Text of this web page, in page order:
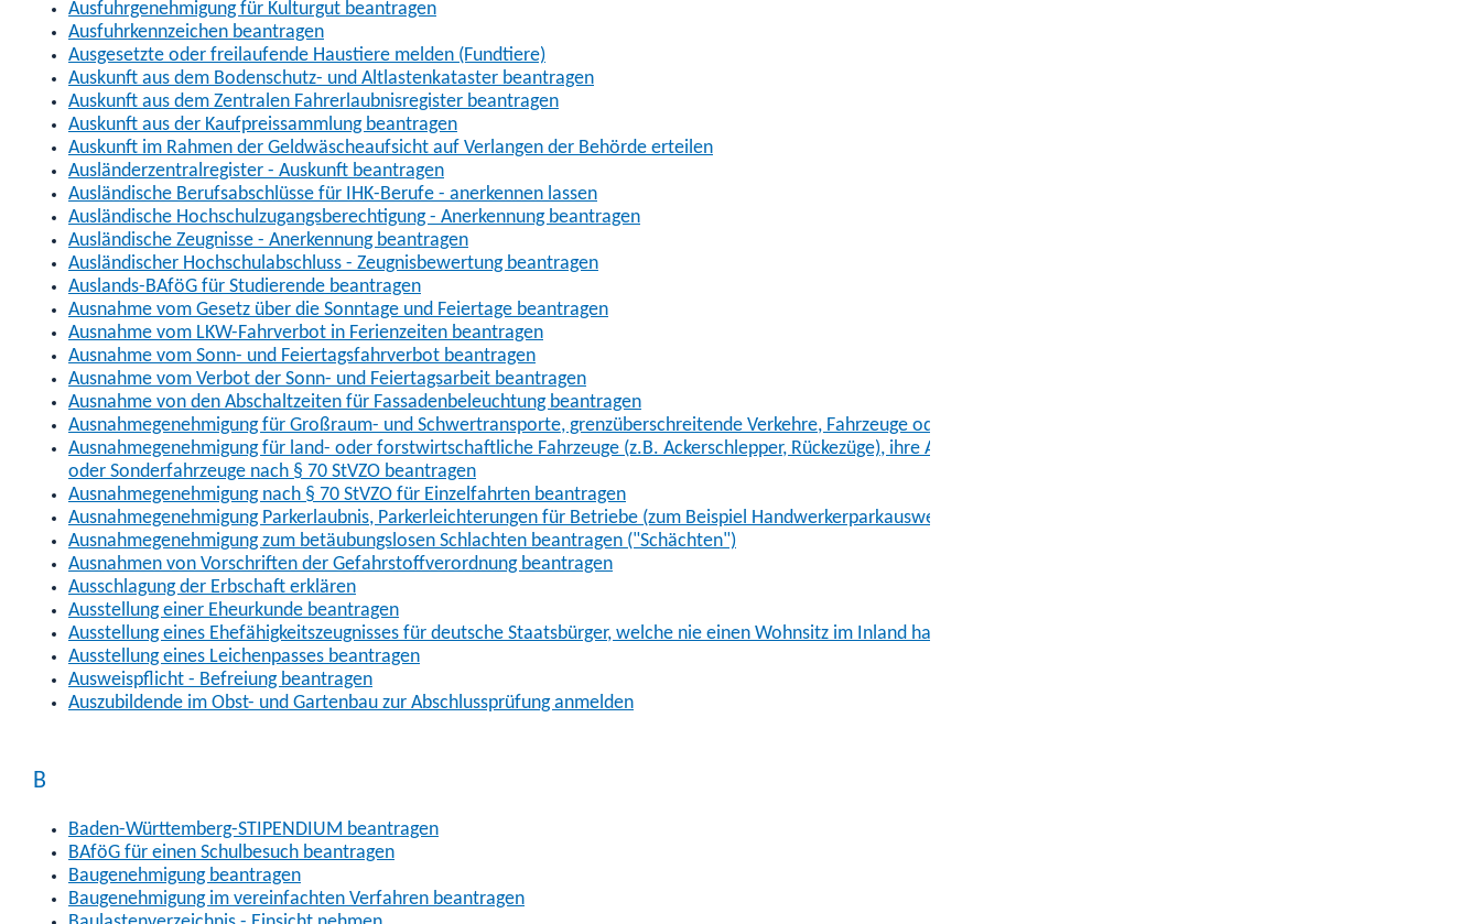
Ausfuhrgenehmigung für Kulturgut beantragen
Ausfuhrkennzeichen beantragen
Ausgesetzte oder freilaufende Haustiere melden (Fundtiere)
Auskunft aus dem Bodenschutz- und Altlastenkataster beantragen
Auskunft aus dem Zentralen Fahrerlaubnisregister beantragen
Auskunft aus der Kaufpreissammlung beantragen
Auskunft im Rahmen der Geldwäscheaufsicht auf Verlangen der Behörde erteilen
Ausländerzentralregister - Auskunft beantragen
Ausländische Berufsabschlüsse für IHK-Berufe - anerkennen lassen
Ausländische Hochschulzugangsberechtigung - Anerkennung beantragen
Ausländische Zeugnisse - Anerkennung beantragen
Ausländischer Hochschulabschluss - Zeugnisbewertung beantragen
Auslands-BAföG für Studierende beantragen
Ausnahme vom Gesetz über die Sonntage und Feiertage beantragen
Ausnahme vom LKW-Fahrverbot in Ferienzeiten beantragen
Ausnahme vom Sonn- und Feiertagsfahrverbot beantragen
Ausnahme vom Verbot der Sonn- und Feiertagsarbeit beantragen
Ausnahme von den Abschaltzeiten für Fassadenbeleuchtung beantragen
Ausnahmegenehmigung für Großraum- und Schwertransporte, grenzüberschreitende Verkehre, Fahrzeuge oder Fahrzeugkombinationen nach § 70 StVZO beantragen
Ausnahmegenehmigung für land- oder forstwirtschaftliche Fahrzeuge (z.B. Ackerschlepper, Rückezüge), ihre Anhänger, Arbeitsmaschinen (z.B. Gabelstapler, Mähdrescher)
oder Sonderfahrzeuge nach § 70 StVZO beantragen
Ausnahmegenehmigung nach § 70 StVZO für Einzelfahrten beantragen
Ausnahmegenehmigung Parkerlaubnis, Parkerleichterungen für Betriebe (zum Beispiel Handwerkerparkausweis)
Ausnahmegenehmigung zum betäubungslosen Schlachten beantragen ("Schächten")
Ausnahmen von Vorschriften der Gefahrstoffverordnung beantragen
Ausschlagung der Erbschaft erklären
Ausstellung einer Eheurkunde beantragen
Ausstellung eines Ehefähigkeitszeugnisses für deutsche Staatsbürger, welche nie einen Wohnsitz im Inland hatten
Ausstellung eines Leichenpasses beantragen
Ausweispflicht - Befreiung beantragen
Auszubildende im Obst- und Gartenbau zur Abschlussprüfung anmelden
B
Baden-Württemberg-STIPENDIUM beantragen
BAföG für einen Schulbesuch beantragen
Baugenehmigung beantragen
Baugenehmigung im vereinfachten Verfahren beantragen